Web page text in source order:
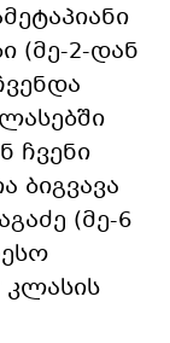
(მე-2-დან
ჩვენი
ბიგვავა
(მე-6
კლასის